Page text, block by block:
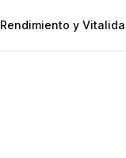
Rendimiento y